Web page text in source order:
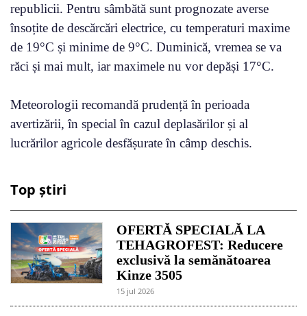
republicii. Pentru sâmbătă sunt prognozate averse
însoțite de descărcări electrice, cu temperaturi maxime
de 19°C și minime de 9°C. Duminică, vremea se va
răci și mai mult, iar maximele nu vor depăși 17°C.
Meteorologii recomandă prudență în perioada
avertizării, în special în cazul deplasărilor și al
lucrărilor agricole desfășurate în câmp deschis.
Top știri
OFERTĂ SPECIALĂ LA
TEHAGROFEST: Reducere
exclusivă la semănătoarea
Kinze 3505
15 jul 2026